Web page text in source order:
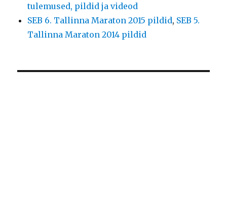
tulemused, pildid ja videod
SEB 6. Tallinna Maraton 2015 pildid, SEB 5.
Tallinna Maraton 2014 pildid